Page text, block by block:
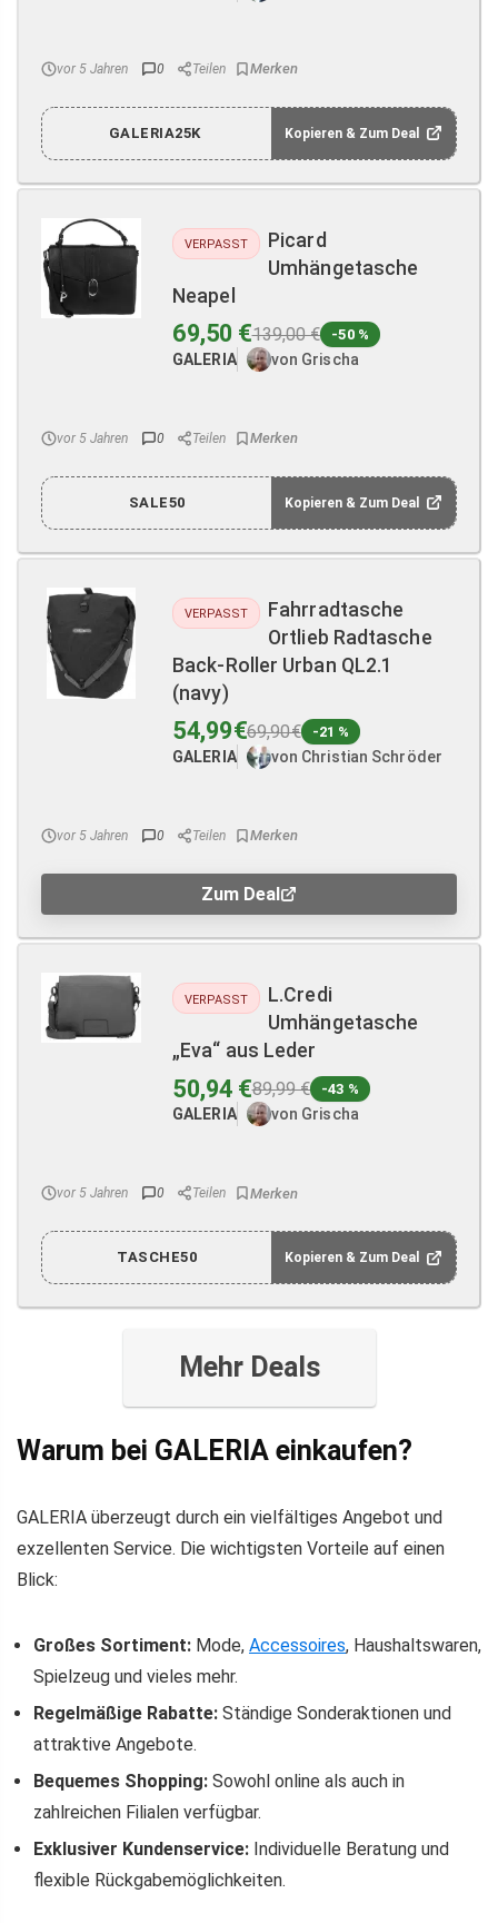
vor 5 Jahren 0 Teilen
GALERIA25K Kopieren & Zum Deal
VERPASST
Picard
Umhängetasche
Neapel
69,50 €139,00 € -50 %
GALERIA von Grischa
vor 5 Jahren 0 Teilen
SALE50 Kopieren & Zum Deal
VERPASST
Fahrradtasche
Ortlieb Radtasche
Back-Roller Urban QL2.1
(navy)
54,99€69,90€ -21 %
GALERIA von Christian Schröder
vor 5 Jahren 0 Teilen
Zum Deal
VERPASST
L.Credi
Umhängetasche
„Eva“ aus Leder
50,94 €89,99 € -43 %
GALERIA von Grischa
vor 5 Jahren 0 Teilen
TASCHE50 Kopieren & Zum Deal
Mehr Deals
Warum bei GALERIA einkaufen?
GALERIA überzeugt durch ein vielfältiges Angebot und
exzellenten Service. Die wichtigsten Vorteile auf einen
Blick:
Großes Sortiment: Mode, Accessoires, Haushaltswaren,
Spielzeug und vieles mehr.
Regelmäßige Rabatte: Ständige Sonderaktionen und
attraktive Angebote.
Bequemes Shopping: Sowohl online als auch in
zahlreichen Filialen verfügbar.
Exklusiver Kundenservice: Individuelle Beratung und
flexible Rückgabemöglichkeiten.